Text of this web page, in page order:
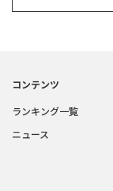
コンテンツ
ランキング一覧
ニュース